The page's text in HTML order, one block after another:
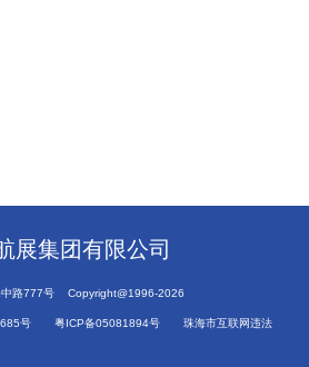
展集团有限公司
中路777号 Copyright@1996-2026
号 粤ICP备05081894号
珠海市互联网违法